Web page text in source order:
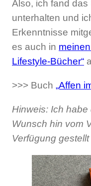
Also, ich fand
unterhalten und
Erkenntnisse
es auch in
Lifestyle-Bücher“
>>> Buch „Affen
Hinweis: Ich
Wunsch hin vom
Verfügung